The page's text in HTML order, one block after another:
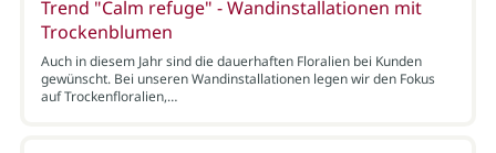
Trend "Calm refuge" - Wandinstallationen mit
Trockenblumen
Auch in diesem Jahr sind die dauerhaften Floralien bei Kunden
gewünscht. Bei unseren Wandinstallationen legen wir den Fokus
auf Trockenfloralien,…